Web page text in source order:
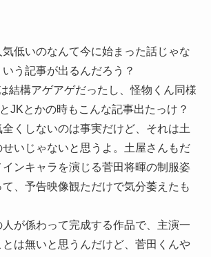
低いのなんて今に始まった話じゃな
う記事が出るんだろう？
結構アゲアゲだったし、怪物くん同様
JKとかの時もこんな記事出たっけ？
くしないのは事実だけど、それは土
いじゃないと思うよ。土屋さんもだ
ンキャラを演じる菅田将暉の制服姿
、予告映像観ただけで気分萎えたも
が係わって完成する作品で、主演一
とは無いと思うんだけど、菅田くんや